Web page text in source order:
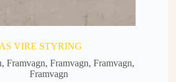
VIRE STYRING
,Framvagn,Framvagn,Framvagn,
Framvagn